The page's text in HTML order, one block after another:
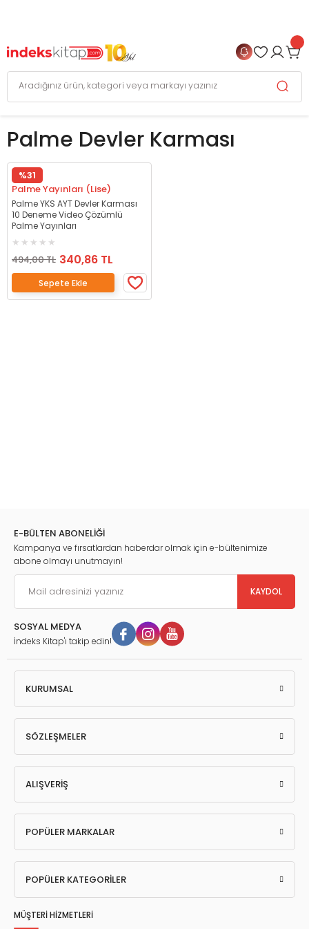
Palme Devler Karması
%31
Palme Yayınları (Lise)
Palme YKS AYT Devler Karması
10 Deneme Video Çözümlü
Palme Yayınları
494,00 TL 340,86 TL
Sepete Ekle
E-BÜLTEN ABONELİĞİ
Kampanya ve fırsatlardan haberdar olmak için e-bültenimize
abone olmayı unutmayın!
KAYDOL
SOSYAL MEDYA
İndeks Kitap'ı takip edin!
KURUMSAL
SÖZLEŞMELER
ALIŞVERİŞ
POPÜLER MARKALAR
POPÜLER KATEGORİLER
MÜŞTERİ HİZMETLERİ